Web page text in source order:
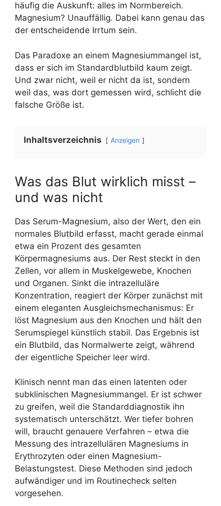
häufig die Auskunft: alles im Normbereich.
Magnesium? Unauffällig. Dabei kann genau das
der entscheidende Irrtum sein.
Das Paradoxe an einem Magnesiummangel ist,
dass er sich im Standardblutbild kaum zeigt.
Und zwar nicht, weil er nicht da ist, sondern
weil das, was dort gemessen wird, schlicht die
falsche Größe ist.
Inhaltsverzeichnis Anzeigen
Was das Blut wirklich misst –
und was nicht
Das Serum-Magnesium, also der Wert, den ein
normales Blutbild erfasst, macht gerade einmal
etwa ein Prozent des gesamten
Körpermagnesiums aus. Der Rest steckt in den
Zellen, vor allem in Muskelgewebe, Knochen
und Organen. Sinkt die intrazelluläre
Konzentration, reagiert der Körper zunächst mit
einem eleganten Ausgleichsmechanismus: Er
löst Magnesium aus den Knochen und hält den
Serumspiegel künstlich stabil. Das Ergebnis ist
ein Blutbild, das Normalwerte zeigt, während
der eigentliche Speicher leer wird.
Klinisch nennt man das einen latenten oder
subklinischen Magnesiummangel. Er ist schwer
zu greifen, weil die Standarddiagnostik ihn
systematisch unterschätzt. Wer tiefer bohren
will, braucht genauere Verfahren – etwa die
Messung des intrazellulären Magnesiums in
Erythrozyten oder einen Magnesium-
Belastungstest. Diese Methoden sind jedoch
aufwändiger und im Routinecheck selten
vorgesehen.